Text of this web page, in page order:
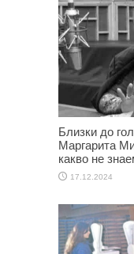
Близки до
Маргарита
какво не
17.12.2024